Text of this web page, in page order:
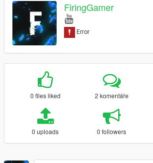
FiringGamer
0 files liked 2 komentáře
0 uploads 0 followers